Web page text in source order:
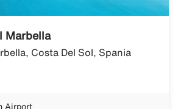
Marbella
Costa Del Sol, Spania
Airport